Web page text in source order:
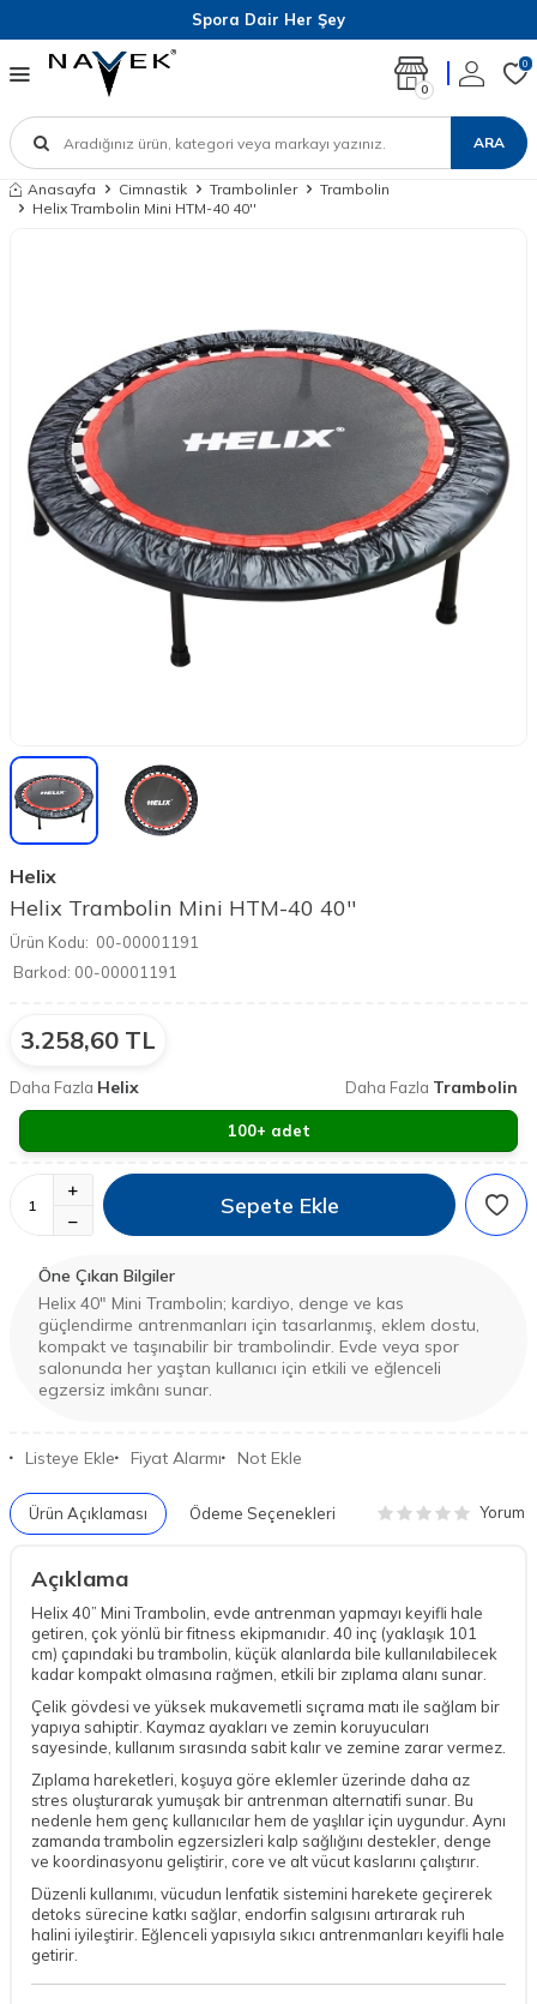
Spora Dair Her Şey
ARA
0
0
Anasayfa Cimnastik Trambolinler
Trambolin
Helix Trambolin Mini HTM-40 40''
Helix
Helix Trambolin Mini HTM-40 40''
Ürün Kodu: 00-00001191
Barkod: 00-00001191
3.258,60 TL
Daha Fazla Helix Daha Fazla Trambolin
100+ adet
Sepete Ekle
Öne Çıkan Bilgiler
Helix 40" Mini Trambolin; kardiyo, denge ve kas
güçlendirme antrenmanları için tasarlanmış, eklem dostu,
kompakt ve taşınabilir bir trambolindir. Evde veya spor
salonunda her yaştan kullanıcı için etkili ve eğlenceli
egzersiz imkânı sunar.
Listeye Ekle Fiyat Alarmı Not Ekle
Ürün Açıklaması Ödeme Seçenekleri Yorum
Açıklama
Helix 40” Mini Trambolin, evde antrenman yapmayı keyifli hale
getiren, çok yönlü bir fitness ekipmanıdır. 40 inç (yaklaşık 101
cm) çapındaki bu trambolin, küçük alanlarda bile kullanılabilecek
kadar kompakt olmasına rağmen, etkili bir zıplama alanı sunar.
Çelik gövdesi ve yüksek mukavemetli sıçrama matı ile sağlam bir
yapıya sahiptir. Kaymaz ayakları ve zemin koruyucuları
sayesinde, kullanım sırasında sabit kalır ve zemine zarar vermez.
Zıplama hareketleri, koşuya göre eklemler üzerinde daha az
stres oluşturarak yumuşak bir antrenman alternatifi sunar. Bu
nedenle hem genç kullanıcılar hem de yaşlılar için uygundur. Aynı
zamanda trambolin egzersizleri kalp sağlığını destekler, denge
ve koordinasyonu geliştirir, core ve alt vücut kaslarını çalıştırır.
Düzenli kullanımı, vücudun lenfatik sistemini harekete geçirerek
detoks sürecine katkı sağlar, endorfin salgısını artırarak ruh
halini iyileştirir. Eğlenceli yapısıyla sıkıcı antrenmanları keyifli hale
getirir.